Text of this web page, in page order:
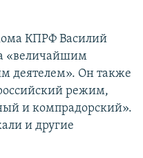
КПРФ Василий
«величайшим
деятелем». Он также
режим,
и компрадорский».
и другие